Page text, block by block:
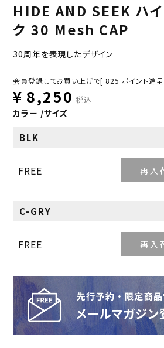
HIDE AND SEEK ハイ
ク 30 Mesh CAP
30周年を表現したデザイン
会員登録してお買い上げで[ 825 ポイント進
¥ 8,250 税込
カラー サイズ
BLK
FREE 再入
C-GRY
FREE 再入